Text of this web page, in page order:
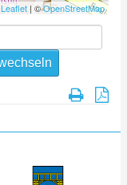
Leaflet | ©OpenStreetMap